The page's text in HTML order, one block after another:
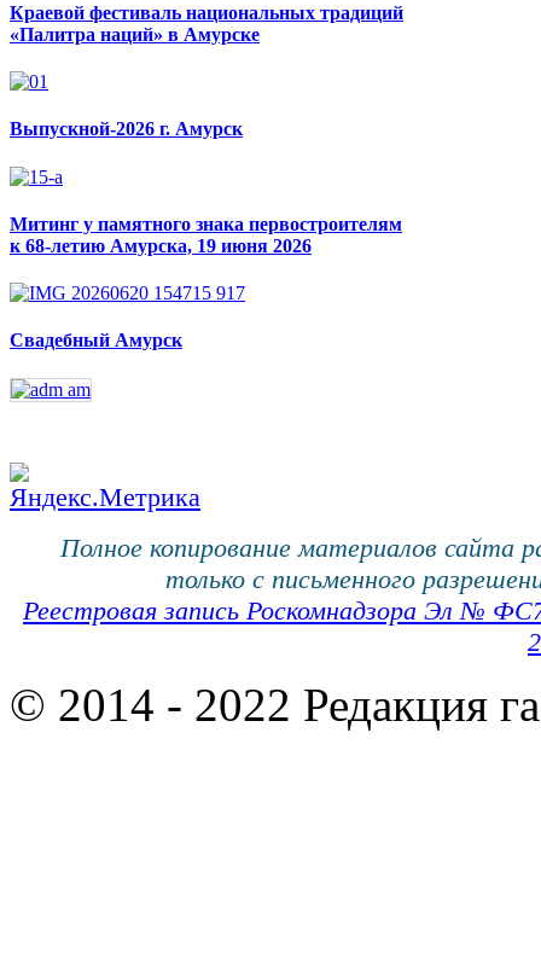
Краевой фестиваль национальных традиций
«Палитра наций» в Амурске
Выпускной-2026 г. Амурск
Митинг у памятного знака первостроителям
к 68-летию Амурска, 19 июня 2026
Свадебный Амурск
Полное копирование материалов сайта
только с письменного
Реестровая запись Роскомнадзора Эл №
© 2014 - 2022 Редакция